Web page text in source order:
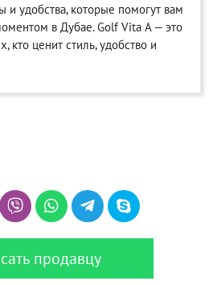
удобства, которые помогут вам
в Дубае. Golf Vita A — это
кто ценит стиль, удобство и
продавцу